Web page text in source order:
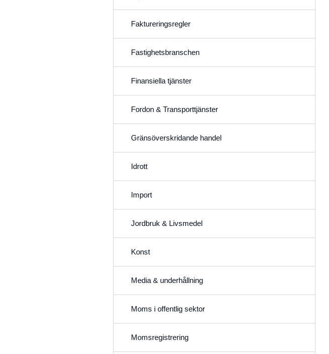
Faktureringsregler
Fastighetsbranschen
Finansiella tjänster
Fordon & Transporttjänster
Gränsöverskridande handel
Idrott
Import
Jordbruk & Livsmedel
Konst
Media & underhållning
Moms i offentlig sektor
Momsregistrering